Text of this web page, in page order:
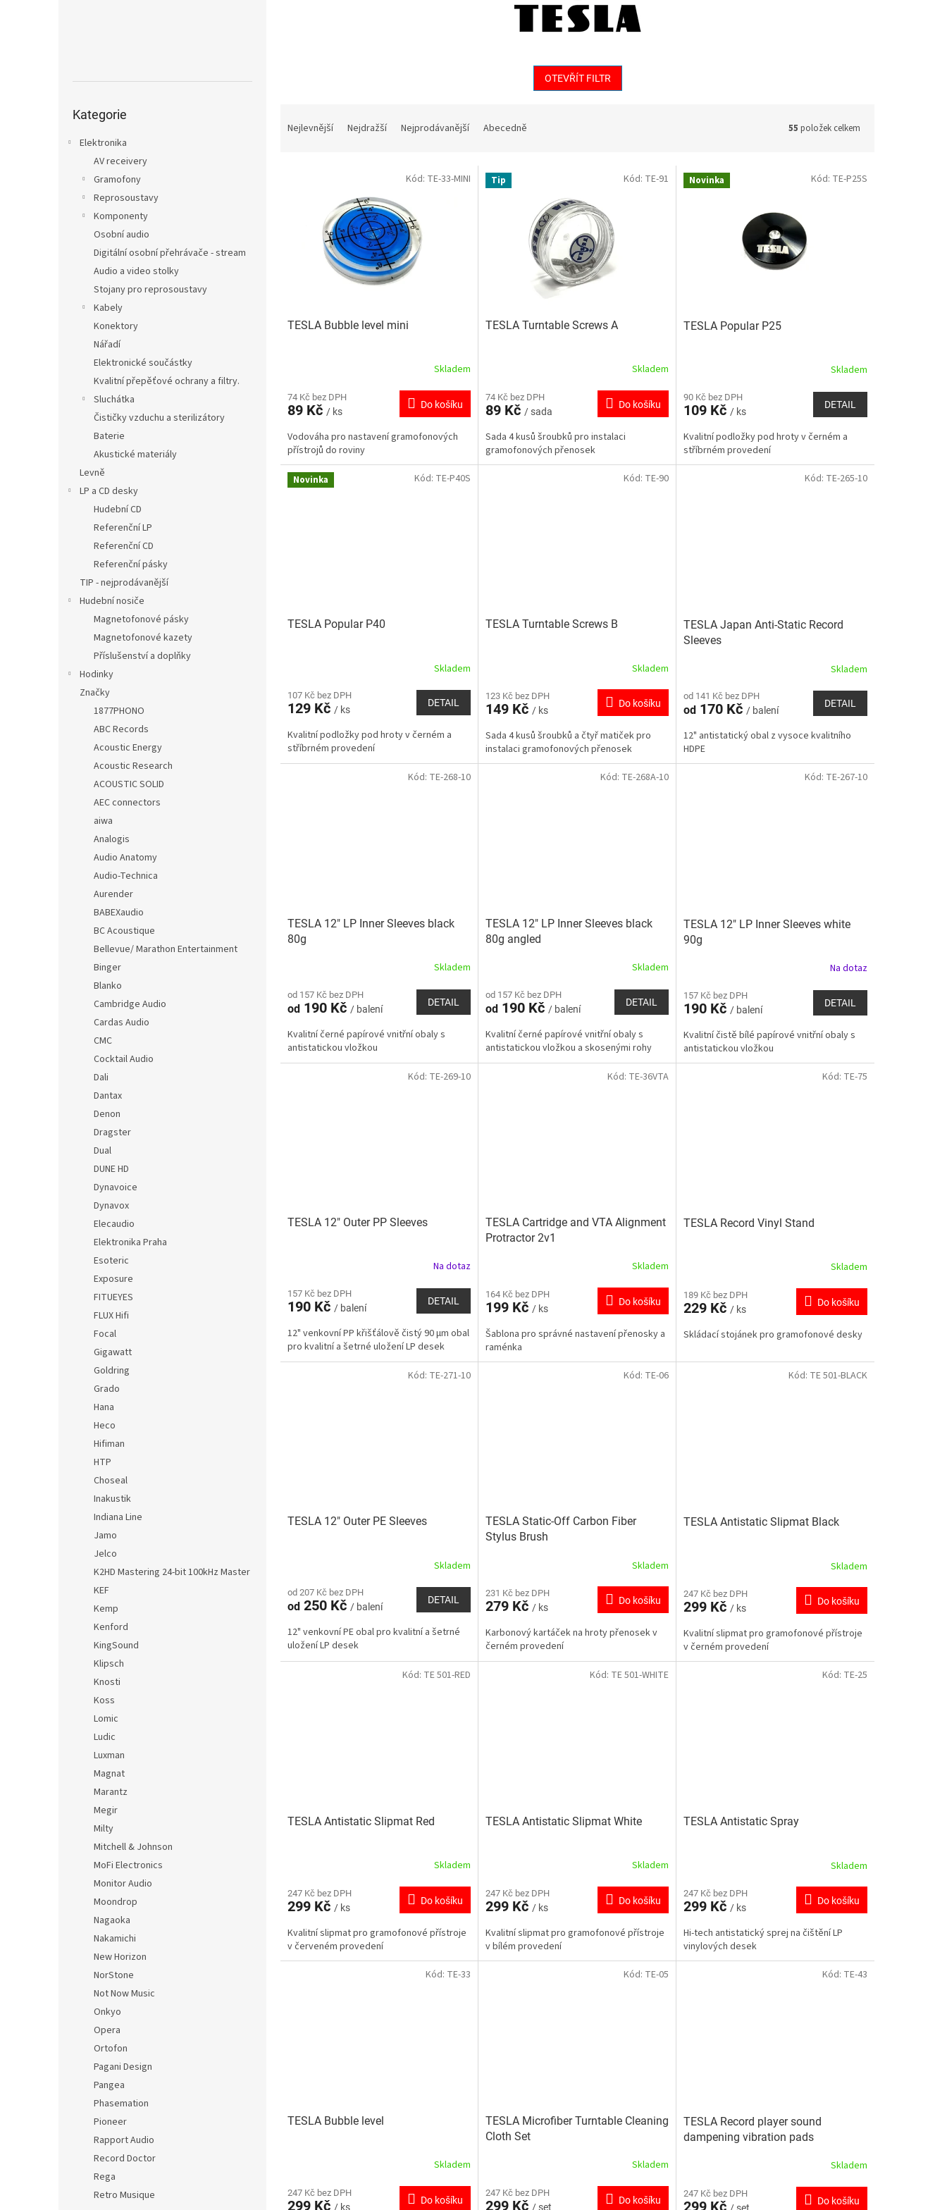
kategorie
Kategorie
Elektronika
AV receivery
Gramofony
Reprosoustavy
Komponenty
Osobní audio
Digitální osobní přehrávače - stream
Audio a video stolky
Stojany pro reprosoustavy
Kabely
Konektory
Nářadí
Elektronické součástky
Kvalitní přepěťové ochrany a filtry.
Sluchátka
Čističky vzduchu a sterilizátory
Baterie
Akustické materiály
Levně
LP a CD desky
Hudební CD
Referenční LP
Referenční CD
Referenční pásky
TIP - nejprodávanější
Hudební nosiče
Magnetofonové pásky
Magnetofonové kazety
Příslušenství a doplňky
Hodinky
Značky
1877PHONO
ABC Records
Acoustic Energy
Acoustic Research
ACOUSTIC SOLID
AEC connectors
aiwa
Analogis
Audio Anatomy
Audio-Technica
Aurender
BABEXaudio
BC Acoustique
Bellevue/ Marathon Entertainment
Binger
Blanko
Cambridge Audio
Cardas Audio
CMC
Cocktail Audio
Dali
Dantax
Denon
Dragster
Dual
DUNE HD
Dynavoice
Dynavox
Elecaudio
Elektronika Praha
Esoteric
Exposure
FITUEYES
FLUX Hifi
Focal
Gigawatt
Goldring
Grado
Hana
Heco
Hifiman
HTP
Choseal
Inakustik
Indiana Line
Jamo
Jelco
K2HD Mastering 24-bit 100kHz Master
KEF
Kemp
Kenford
KingSound
Klipsch
Knosti
Koss
Lomic
Ludic
Luxman
Magnat
Marantz
Megir
Milty
Mitchell & Johnson
MoFi Electronics
Monitor Audio
Moondrop
Nagaoka
Nakamichi
New Horizon
NorStone
Not Now Music
Onkyo
Opera
Ortofon
Pagani Design
Pangea
Phasemation
Pioneer
Rapport Audio
Record Doctor
Rega
Retro Musique
OTEVŘÍT FILTR
Nejlevnější Nejdražší Nejprodávanější Abecedně 55 položek celkem
TESLA Bubble level mini
Skladem
74 Kč bez DPH
89 Kč / ks
Do košíku
Vodováha pro nastavení gramofonových
přístrojů do roviny
Kód: TE-33-MINI Tip
TESLA Turntable Screws A
Skladem
74 Kč bez DPH
89 Kč / sada
Do košíku
Sada 4 kusů šroubků pro instalaci
gramofonových přenosek
Kód: TE-91 Novinka
TESLA Popular P25
Skladem
90 Kč bez DPH
109 Kč / ks
DETAIL
Kvalitní podložky pod hroty v černém a
stříbrném provedení
Kód: TE-P25S
Novinka
TESLA Popular P40
Skladem
107 Kč bez DPH
129 Kč / ks
DETAIL
Kvalitní podložky pod hroty v černém a
stříbrném provedení
Kód: TE-P40S
TESLA Turntable Screws B
Skladem
123 Kč bez DPH
149 Kč / ks
Do košíku
Sada 4 kusů šroubků a čtyř matiček pro
instalaci gramofonových přenosek
Kód: TE-90
TESLA Japan Anti-Static Record
Sleeves
Skladem
od 141 Kč bez DPH
od170 Kč / balení
DETAIL
12" antistatický obal z vysoce kvalitního
HDPE
Kód: TE-265-10
TESLA 12" LP Inner Sleeves black
80g
Skladem
od 157 Kč bez DPH
od 190 Kč / balení
DETAIL
Kvalitní černé papírové vnitřní obaly s
antistatickou vložkou
Kód: TE-268-10
TESLA 12" LP Inner Sleeves black
80g angled
Skladem
od 157 Kč bez DPH
od190 Kč / balení
DETAIL
Kvalitní černé papírové vnitřní obaly s
antistatickou vložkou a skosenými rohy
Kód: TE-268A-10
TESLA 12" LP Inner Sleeves white
90g
Na dotaz
157 Kč bez DPH
190 Kč / balení
DETAIL
Kvalitní čistě bílé papírové vnitřní obaly s
antistatickou vložkou
Kód: TE-267-10
TESLA 12" Outer PP Sleeves
Na dotaz
157 Kč bez DPH
190 Kč / balení
DETAIL
12" venkovní PP křišťálově čistý 90 µm obal
pro kvalitní a šetrné uložení LP desek
Kód: TE-269-10
TESLA Cartridge and VTA Alignment
Protractor 2v1
Skladem
164 Kč bez DPH
199 Kč / ks
Do košíku
Šablona pro správné nastavení přenosky a
raménka
Kód: TE-36VTA
TESLA Record Vinyl Stand
Skladem
189 Kč bez DPH
229 Kč / ks
Do košíku
Skládací stojánek pro gramofonové desky
Kód: TE-75
TESLA 12" Outer PE Sleeves
Skladem
od 207 Kč bez DPH
od 250 Kč / balení
DETAIL
12" venkovní PE obal pro kvalitní a šetrné
uložení LP desek
Kód: TE-271-10
TESLA Static-Off Carbon Fiber
Stylus Brush
Skladem
231 Kč bez DPH
279 Kč / ks
Do košíku
Karbonový kartáček na hroty přenosek v
černém provedení
Kód: TE-06
TESLA Antistatic Slipmat Black
Skladem
247 Kč bez DPH
299 Kč / ks
Do košíku
Kvalitní slipmat pro gramofonové přístroje
v černém provedení
Kód: TE 501-BLACK
TESLA Antistatic Slipmat Red
Skladem
247 Kč bez DPH
299 Kč / ks
Do košíku
Kvalitní slipmat pro gramofonové přístroje
v červeném provedení
Kód: TE 501-RED
TESLA Antistatic Slipmat White
Skladem
247 Kč bez DPH
299 Kč / ks
Do košíku
Kvalitní slipmat pro gramofonové přístroje
v bílém provedení
Kód: TE 501-WHITE
TESLA Antistatic Spray
Skladem
247 Kč bez DPH
299 Kč / ks
Do košíku
Hi-tech antistatický sprej na čištění LP
vinylových desek
Kód: TE-25
TESLA Bubble level
Skladem
247 Kč bez DPH
299 Kč / ks
Do košíku
Kód: TE-33
TESLA Microfiber Turntable Cleaning
Cloth Set
Skladem
247 Kč bez DPH
299 Kč / set
Do košíku
Kód: TE-05
TESLA Record player sound
dampening vibration pads
Skladem
247 Kč bez DPH
299 Kč / set
Do košíku
Kód: TE-43